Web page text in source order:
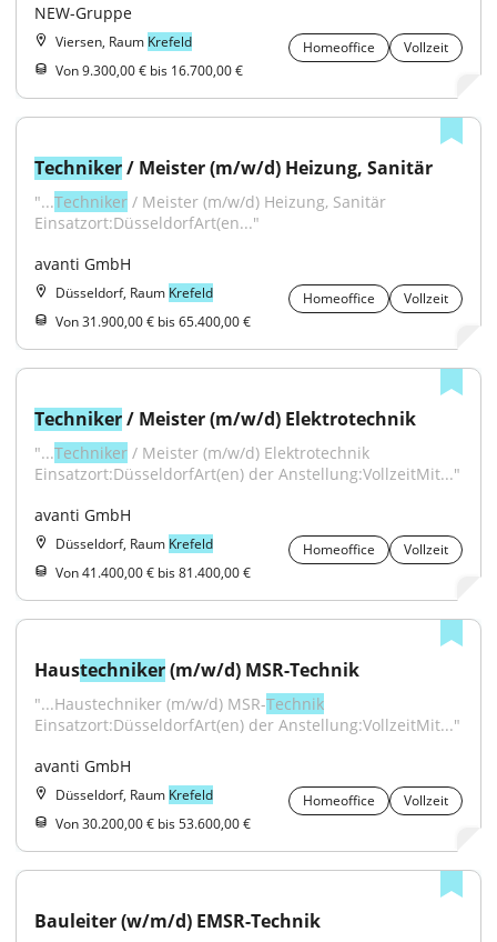
NEW-Gruppe
Viersen, Raum Krefeld Homeoffice
Vollzeit
Von 9.300,00 € bis 16.700,00 €
Techniker / Meister (m/w/d) Heizung, Sanitär
"...Techniker / Meister (m/w/d) Heizung, Sanitär
Einsatzort:DüsseldorfArt(en..."
avanti GmbH
Düsseldorf, Raum Krefeld Homeoffice
Vollzeit
Von 31.900,00 € bis 65.400,00 €
Techniker / Meister (m/w/d) Elektrotechnik
"...Techniker / Meister (m/w/d) Elektrotechnik
Einsatzort:DüsseldorfArt(en) der Anstellung:VollzeitMit..."
avanti GmbH
Düsseldorf, Raum Krefeld Homeoffice
Vollzeit
Von 41.400,00 € bis 81.400,00 €
Haustechniker (m/w/d) MSR-Technik
"...Haustechniker (m/w/d) MSR-Technik
Einsatzort:DüsseldorfArt(en) der Anstellung:VollzeitMit..."
avanti GmbH
Düsseldorf, Raum Krefeld Homeoffice
Vollzeit
Von 30.200,00 € bis 53.600,00 €
Bauleiter (w/m/d) EMSR-Technik